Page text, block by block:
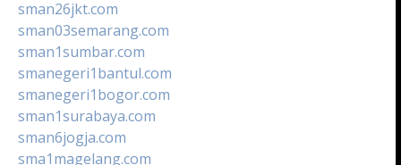
sman26jkt.com
sman03semarang.com
sman1sumbar.com
smanegeri1bantul.com
smanegeri1bogor.com
sman1surabaya.com
sman6jogja.com
sma1magelang.com